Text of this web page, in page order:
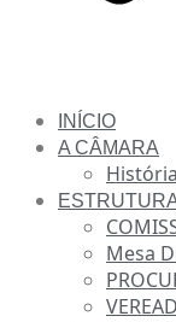
INÍCIO
A CÂMARA
História
Mesa